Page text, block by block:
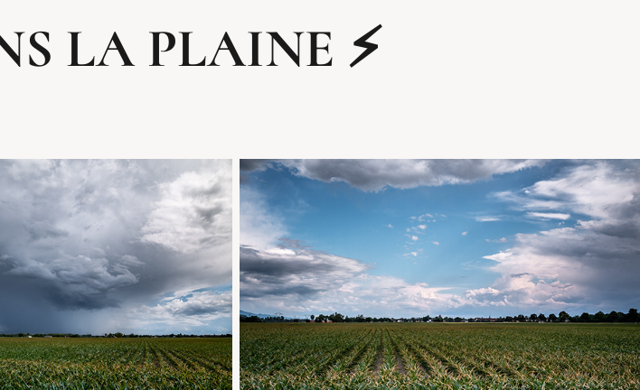
LA PLAINE ⚡